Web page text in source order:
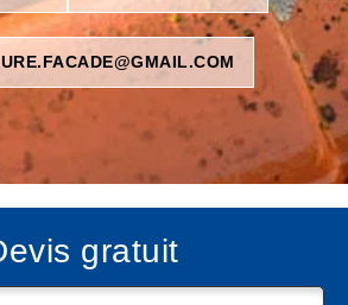
gratuit